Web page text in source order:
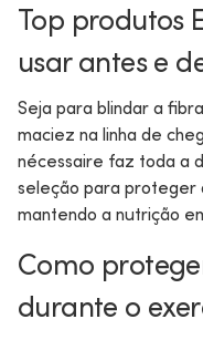
Top produtos
usar antes e
Seja para blindar a
maciez na linha de
nécessaire faz toda a
seleção para proteger
mantendo a nutrição
Como
durante o